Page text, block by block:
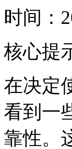
时间：
核心提
在决定
看到一
靠性。